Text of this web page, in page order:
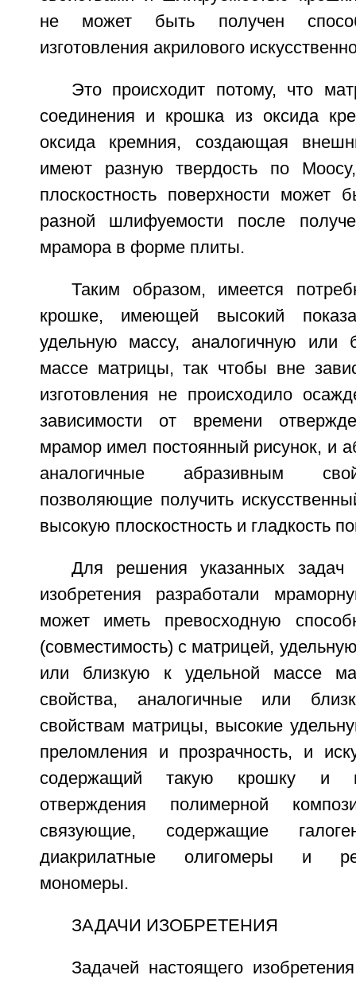
не может быть получен
изготовления акрилового
Это происходит потому, что
соединения и крошка из оксида
оксида кремния, создающая
имеют разную твердость по
плоскостность поверхности может
разной шлифуемости после
мрамора в форме плиты.
Таким образом, имеется
крошке, имеющей высокий
удельную массу, аналогичную или
массе матрицы, так чтобы вне
изготовления не происходило
зависимости от времени
мрамор имел постоянный рисунок, и
аналогичные абразивным
позволяющие получить
высокую плоскостность и гладкость
Для решения указанных задач
изобретения разработали
может иметь превосходную
(совместимость) с матрицей,
или близкую к удельной массе
свойства, аналогичные или
свойствам матрицы, высокие
преломления и прозрачность, и
содержащий такую крошку и
отверждения полимерной
связующие, содержащие
диакрилатные олигомеры и
мономеры.
ЗАДАЧИ ИЗОБРЕТЕНИЯ
Задачей настоящего